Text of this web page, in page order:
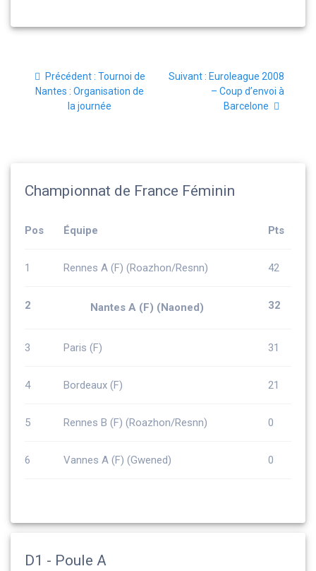
de
l’article
Précédent : Article
précédent
:
Tournoi de
Nantes : Organisation de
la journée
Suivant : Article
suivant
Euroleague 2008
– Coup d’envoi à
Barcelone
Championnat de France Féminin
Pos Équipe Pts
1 Rennes A (F) (Roazhon/Resnn) 42
2 Nantes A (F) (Naoned) 32
3 Paris (F) 31
4 Bordeaux (F) 21
5 Rennes B (F) (Roazhon/Resnn) 0
6 Vannes A (F) (Gwened) 0
D1 - Poule A